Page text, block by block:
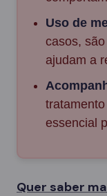
Uso de
casos,
ajudam a
essencial
Quer saber